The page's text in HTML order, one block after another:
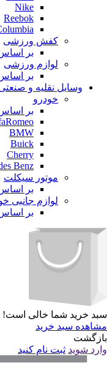
Nike
Reebok
کفش ورزشی
بر
لوازم ورزشی
بر
وسایل نقلیه و
خودرو
بر
BMW
Buick
Cherry
Benz
موتور سیکلت
بر
لوازم جانبی
بر
سبد خرید شما خالی است!
مشاهده سبد خرید
بازگشت
وارد شوید ثبت نام کنید